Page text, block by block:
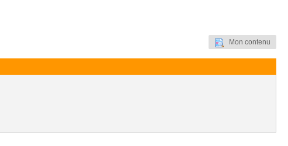
Mon contenu